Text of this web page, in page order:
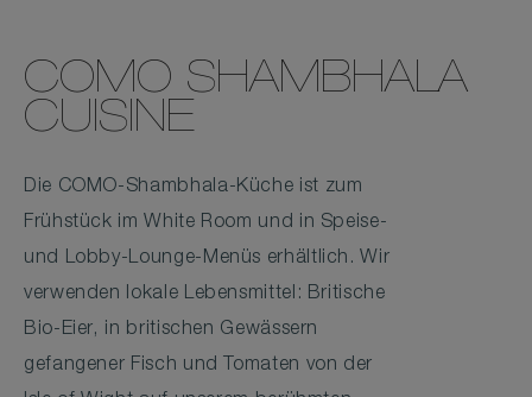
COMO SHAMBHALA
CUISINE
Die COMO-Shambhala-Küche ist zum
Frühstück im White Room und in Speise-
und Lobby-Lounge-Menüs erhältlich. Wir
verwenden lokale Lebensmittel: Britische
Bio-Eier, in britischen Gewässern
gefangener Fisch und Tomaten von der